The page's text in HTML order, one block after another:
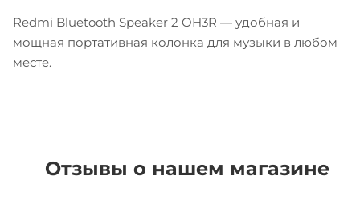
Redmi Bluetooth Speaker 2 OH3R — удобная и
мощная портативная колонка для музыки в любом
месте.
Отзывы о нашем магазине